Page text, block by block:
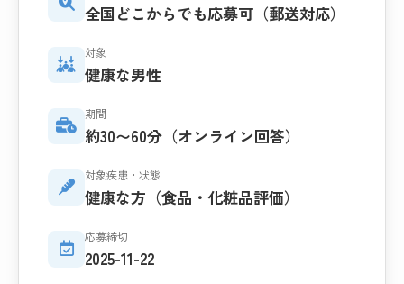
全国どこからでも応募可（郵送対応）
対象
健康な男性
期間
約30〜60分（オンライン回答）
対象疾患・状態
健康な方（食品・化粧品評価）
応募締切
2025-11-22